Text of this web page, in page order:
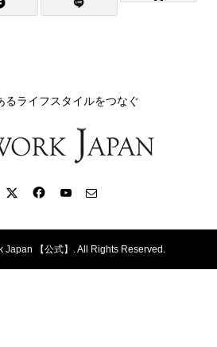
るライフスタイルをつなぐ
Japan 【公式】. All Rights Reserved.